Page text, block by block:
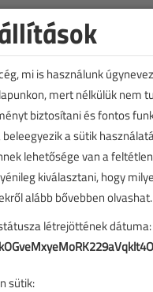
tőlünk
és mi
érte
13. | VGF&HKL
mi is használunk
mert nélkülük nem
biztosítani és fontos
a sütik
lehetősége van a
kiválasztani, hogy
alább bővebben olvashat.
létrejöttének dátuma:
sütik: